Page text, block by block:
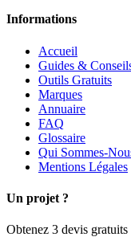
Informations
Accueil
Guides &
Outils Gratuits
Marques
Annuaire
FAQ
Glossaire
Qui Sommes-
Mentions Légales
Un projet ?
Obtenez 3 devis